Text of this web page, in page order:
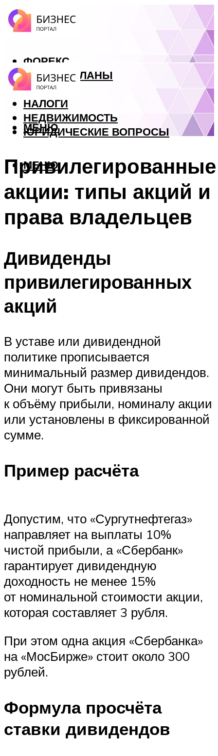
ФОРЕКС
БИЗНЕС ПЛАНЫ
КРЕДИТЫ
НАЛОГИ
НЕДВИЖИМОСТЬ
ЮРИДИЧЕСКИЕ ВОПРОСЫ
МЕНЮ
МЕНЮ
Привилегированные
акции: типы акций и
права владельцев
Дивиденды
привилегированных
акций
В уставе или дивидендной
политике прописывается
минимальный размер дивидендов.
Они могут быть привязаны
к объёму прибыли, номиналу акции
или установлены в фиксированной
сумме.
Пример расчёта
Допустим, что «Сургутнефтегаз»
направляет на выплаты 10%
чистой прибыли, а «Сбербанк»
гарантирует дивидендную
доходность не менее 15%
от номинальной стоимости акции,
которая составляет 3 рубля.
При этом одна акция «Сбербанка»
на «МосБирже» стоит около 300
рублей.
Формула просчёта
ставки дивидендов